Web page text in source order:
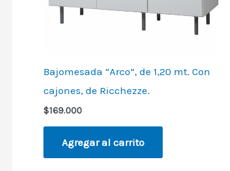
Bajomesada “Arco”, de 1,20 mt. Con
cajones, de Ricchezze.
$169.000
Agregar al carrito